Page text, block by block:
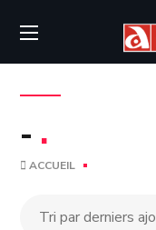
- .
ACCUEIL